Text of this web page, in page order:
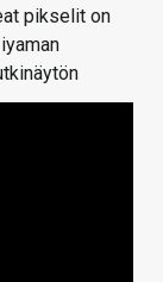
pikselit on